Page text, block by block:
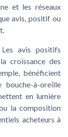
et les réseaux
avis, positif ou
Les avis positifs
croissance des
bénéficient
bouche-à-oreille
en lumière
la composition
acheteurs à